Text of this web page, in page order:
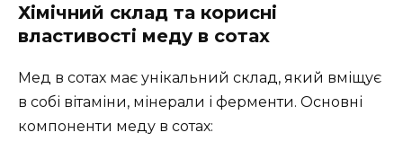
Хімічний склад та корисні
властивості меду в сотах
Мед в сотах має унікальний склад, який вміщує
в собі вітаміни, мінерали і ферменти. Основні
компоненти меду в сотах: